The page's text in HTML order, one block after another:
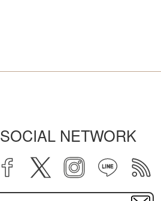
SOCIAL NETWORK
facebook twitter instagram